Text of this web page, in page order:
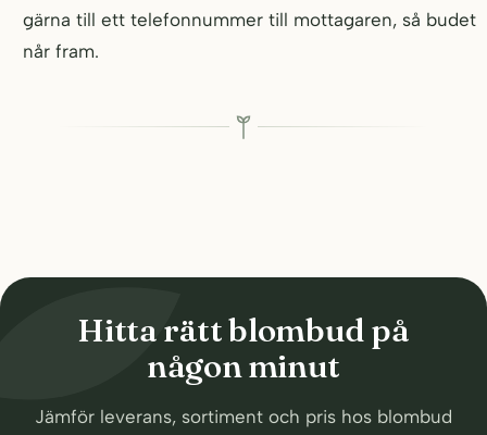
gärna till ett telefonnummer till mottagaren, så budet
når fram.
Hitta rätt blombud på
någon minut
Jämför leverans, sortiment och pris hos blombud